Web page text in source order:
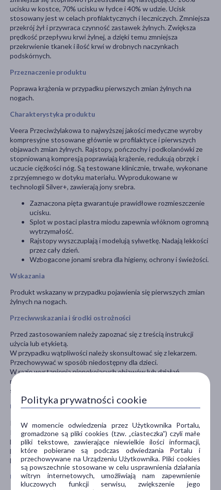
ucisku w kostce, 70% ucisku w łydce i 40% w udzie. Ucisk
stosowany jest w celach profilaktycznych i leczniczych. Zmniejsza
przekrój żył i przywraca czynność zastawek żylnych. Zwiększa
prędkość przepływu krwi żylnej, a dzięki temu zmniejsza
przekrwienie tkanek i ilość krwi w drobnych naczynkach
podskórnych.
Przeznaczenie produktu
Poprawa krążenia w przypadku pierwszych zmian żylnych na
nogach.
Charakterystyka produktu
Veera Przeciwżylakowa to najwyższej jakości medyczne wyroby
kompresyjne stosowane głównie w profilaktyce i pierwszych
objawach zmian żylnych. Rajstopy, pończochy i podkolanówki ze
stopniowaną kompresją poprawiają krążenie, redukują obrzęk i
uczucie ciężkości nóg. Są testowane klinicznie, trwałe, wykonane
z przyjemnego w dotyku materiału. Wyprodukowane w
technologii Silver+, zawierają jony srebra.
Zaznaczona pięta gwarantuje prawidłowe rozmieszczenie
ucisku.
Splot w postaci plastra miodu zapewnia włóknom ogromną
wytrzymałość.
Rajstopy wyszczuplają i modelują sylwetkę. Nadają lekkości
przez cały dzień.
Wzbogacone jonami srebra dla higieny, ochrony i świeżości.
Wskazania
Produkt wskazany w przypadku pojawienia się pierwszych zmian
żylnych na nogach.
Przeciwwskazania i środki ostrożności
Przed zastosowaniem należy zapoznać się z treścią instrukcji
użycia lub etykietą.
W przypadku wątpliwości należy skonsultować się z lekarzem.
Przechowywać w sposób niedostępny dla dzieci.
W razie wystąpienia niepokojących objawów lub działań
niepożądanych należy przerwać stosowanie wyrobu i
skontaktować się z lekarzem.
Uwagi i środki ostrożności
Pranie normalne w temperaturze nieprzekraczającej 30°C.
Pranie chemiczne zabronione.
Nie suszyć mechanicznie.
Nie chlorować.
Nie prasować.
Uwagi
Polityka prywatności cookie
W momencie odwiedzenia przez Użytkownika Portalu,
gromadzone są pliki cookies (tzw. „ciasteczka”) czyli małe
pliki tekstowe, zawierające niewielkie ilości informacji,
które pobierane są podczas odwiedzania Portalu i
przechowywane na Urządzeniu Użytkownika. Pliki cookies
są powszechnie stosowane w celu usprawnienia działania
witryn internetowych, umożliwiają nam zapewnienie
kluczowych funkcji serwisu, zwiększenie jego